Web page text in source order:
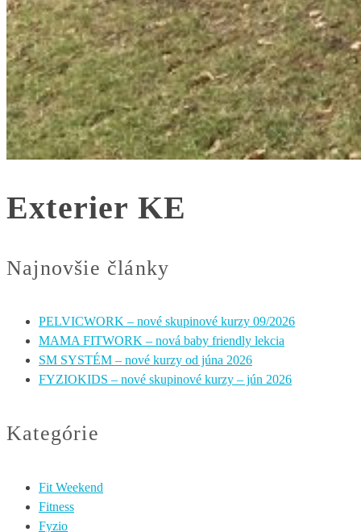
Exterier KE
Najnovšie články
PELVICWORK – nové skupinové kurzy 09/2026
MAMA FITWORK – nová baby friendly lekcia
SM SYSTÉM – nové kurzy od júna 2026
FYZIOKIDS – nové skupinové kurzy – jún 2026
Kategórie
Fit Weekend
Fitness
Fyzio